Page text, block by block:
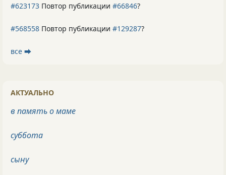
#623173 Повтор публикации #66846?
#568558 Повтор публикации #129287?
все ⮕
АКТУАЛЬНО
в память о маме
суббота
сыну